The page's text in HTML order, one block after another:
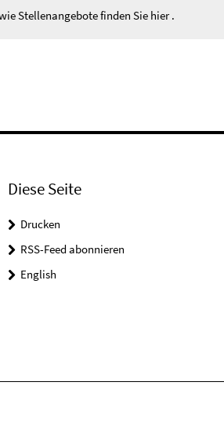
Stellenangebote finden Sie hier .
Diese Seite
Drucken
RSS-Feed abonnieren
English